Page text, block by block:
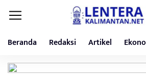
Beranda Redaksi Artikel